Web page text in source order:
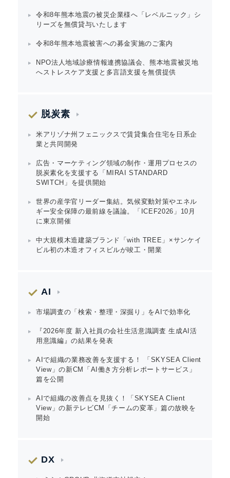
令和8年熊本地震の被災企業様へ「レベルニック」シ
リーズを無償貸与いたします
令和8年熊本地震被害への募金実施のご案内
NPO法人地域診療情報連携協議会、熊本地震被災地
へストレスケア支援と多言語支援を無償提供
脱炭素
米アリゾナ州フェニックスで賃貸集合住宅を日系企
業と共同開発
広告・マーケティング領域の制作・運用プロセスの
脱炭素化を支援する「MIRAI STANDARD
SWITCH」を提供開始
世界の産学官リーダー集結。気候変動対策やエネル
ギー安全保障の最前線を議論。「ICEF2026」10月
に東京開催
中大規模木造建築ブランド「with TREE」×サンケイ
ビル初の木造オフィスビルが竣工・開業
AI
市場調査の「検索・整理・深掘り」をAIで効率化
『2026年度 新入社員の会社生活意識調査 生成AI活
用意識編』の結果を発表
AIで組織の業務改善を支援する！ 「SKYSEA Client
View」の新CM「AI働き方分析レポートサービス」
篇を公開
AIで組織の改善点を見抜く！「SKYSEA Client
View」の新テレビCM「チームの変革」篇の放映を
開始
DX
Japanese